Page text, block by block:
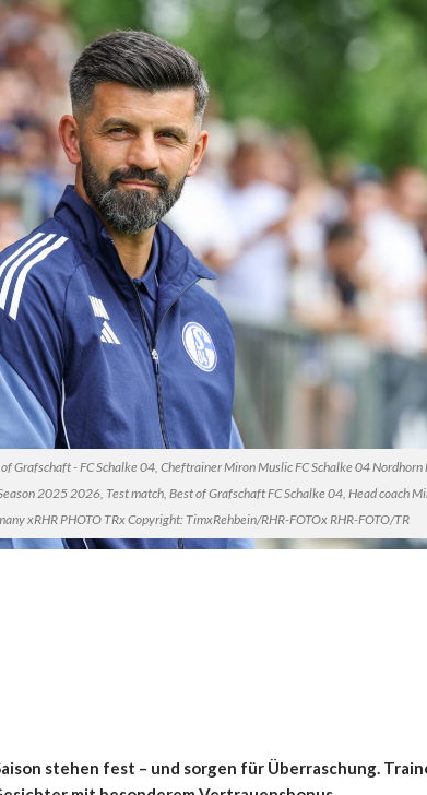
- FC Schalke 04, Cheftrainer Miron Muslic FC Schalke 04 Nordhorn
2025 2026, Test match, Best of Grafschaft FC Schalke 04, Head coach
xRHR PHOTO TRx Copyright: TimxRehbein/RHR-FOTOx RHR-FOTO/TR
stehen fest – und sorgen für Überraschung.